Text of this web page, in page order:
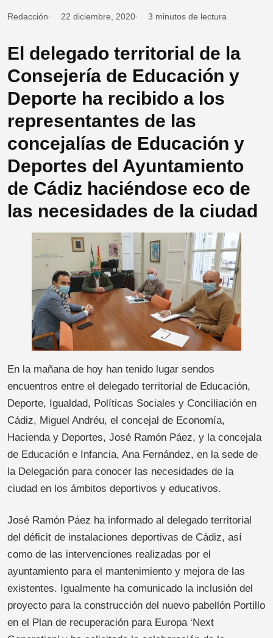
Redacción 22 diciembre, 2020 3 minutos de lectura
El delegado territorial de la
Consejería de Educación y
Deporte ha recibido a los
representantes de las
concejalías de Educación y
Deportes del Ayuntamiento
de Cádiz haciéndose eco de
las necesidades de la ciudad
En la mañana de hoy han tenido lugar sendos
encuentros entre el delegado territorial de Educación,
Deporte, Igualdad, Políticas Sociales y Conciliación en
Cádiz, Miguel Andréu, el concejal de Economía,
Hacienda y Deportes, José Ramón Páez, y la concejala
de Educación e Infancia, Ana Fernández, en la sede de
la Delegación para conocer las necesidades de la
ciudad en los ámbitos deportivos y educativos.
José Ramón Páez ha informado al delegado territorial
del déficit de instalaciones deportivas de Cádiz, así
como de las intervenciones realizadas por el
ayuntamiento para el mantenimiento y mejora de las
existentes. Igualmente ha comunicado la inclusión del
proyecto para la construcción del nuevo pabellón Portillo
en el Plan de recuperación para Europa ‘Next